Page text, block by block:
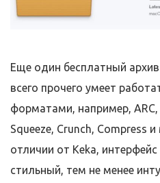
Еще один бесплатный
всего прочего умеет
форматами, например, ARC,
Squeeze, Crunch, Compress
отличии от Keka,
стильный, тем не менее